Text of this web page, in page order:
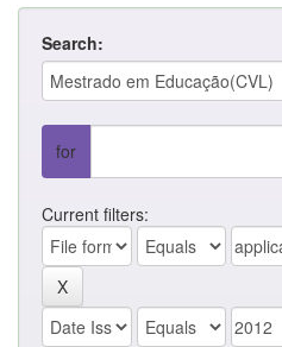
Search:
for
Current filters: